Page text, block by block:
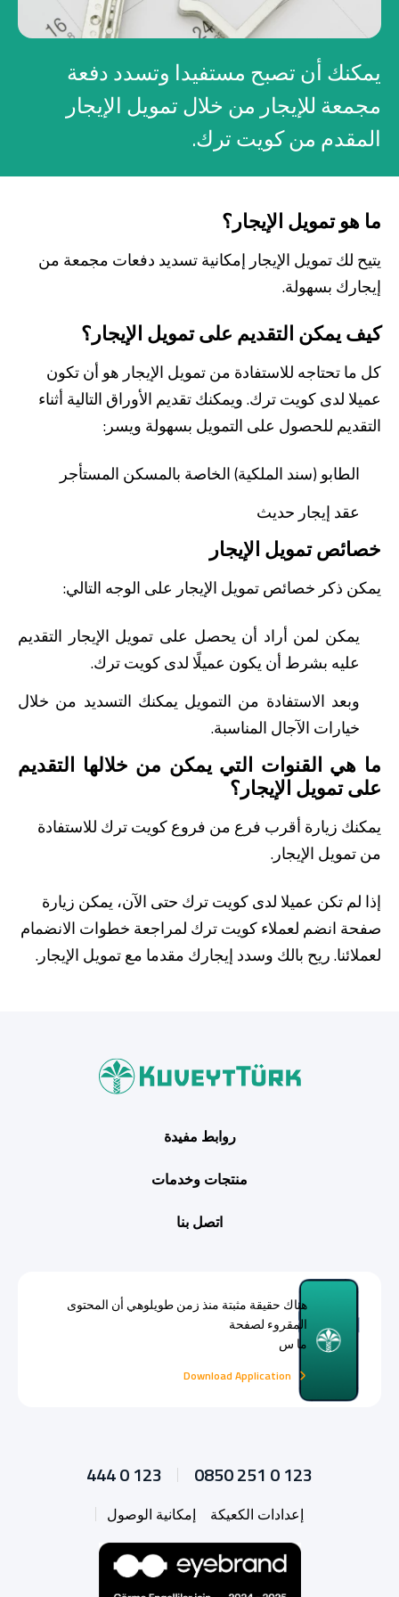
من نحن بوابة التمويل علاقات المستثمرين
مركز رضا العملاء
الفروع وأجهزة الصراف الآلي
رسوم المنتجات والخدمات
من نحن بوابة التمويل علاقات المستثمرين
مركز رضا العملاء
Türkçe
English
صناديق الاستثمار
شركات
بطاقة بزنس بلاس
المزايا الضريبية
الائتمان الإيجاري
الحلول الخاصة بالقطاعات
يمكنك أن تصبح مستفيدا وتسدد دفعة
مجمعة للإيجار من خلال تمويل الإيجار
المقدم من كويت ترك.
ما هو تمويل الإيجار؟
يتيح لك تمويل الإيجار إمكانية تسديد دفعات مجمعة من
إيجارك بسهولة.
كيف يمكن التقديم على تمويل الإيجار؟
كل ما تحتاجه للاستفادة من تمويل الإيجار هو أن تكون
عميلا لدى كويت ترك. ويمكنك تقديم الأوراق التالية أثناء
التقديم للحصول على التمويل بسهولة ويسر:
الطابو (سند الملكية) الخاصة بالمسكن المستأجر
عقد إيجار حديث
خصائص تمويل الإيجار
يمكن ذكر خصائص تمويل الإيجار على الوجه التالي:
يمكن لمن أراد أن يحصل على تمويل الإيجار التقديم
عليه بشرط أن يكون عميلًا لدى كويت ترك.
وبعد الاستفادة من التمويل يمكنك التسديد من خلال
خيارات الآجال المناسبة.
ما هي القنوات التي يمكن من خلالها التقديم
على تمويل الإيجار؟
يمكنك زيارة أقرب فرع من فروع كويت ترك للاستفادة
من تمويل الإيجار.
إذا لم تكن عميلا لدى كويت ترك حتى الآن، يمكن زيارة
صفحة انضم لعملاء كويت ترك لمراجعة خطوات الانضمام
لعملائنا. ريح بالك وسدد إيجارك مقدما مع تمويل الإيجار.
روابط مفيدة
منتجات وخدمات
اتصل بنا
هناك حقيقة مثبتة منذ زمن طويلوهي أن المحتوى
المقروء لصفحة
ما س
Download Application
444 0 123 0850 251 0 123
إعدادات الكعيكة إمكانية الوصول